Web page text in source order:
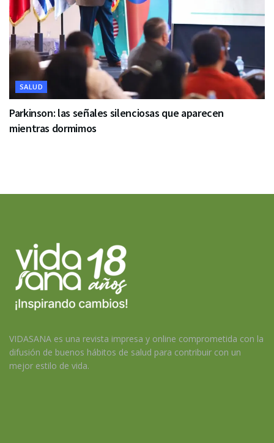
SALUD
Parkinson: las señales silenciosas que aparecen
mientras dormimos
VIDASANA es una revista impresa y online comprometida con la
difusión de buenos hábitos de salud para contribuir con un
mejor estilo de vida.